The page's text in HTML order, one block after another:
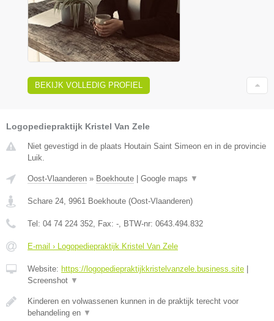
BEKIJK VOLLEDIG PROFIEL
Logopediepraktijk Kristel Van Zele
Niet gevestigd in de plaats Houtain Saint Simeon en in de provincie
Luik.
Oost-Vlaanderen » Boekhoute Google maps ▼
Schare 24, 9961 Boekhoute (Oost-Vlaanderen)
Tel: 04 74 224 352, Fax: -, BTW-nr: 0643.494.832
E-mail › Logopediepraktijk Kristel Van Zele
Website: https://logopediepraktijkkristelvanzele.business.site
Screenshot ▼
Kinderen en volwassenen kunnen in de praktijk terecht voor
behandeling en ▼